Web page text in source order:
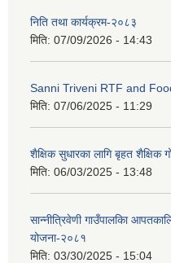
निति तथा कार्यक्रम-२०८३
मिति: 07/09/2026 - 14:43
Sanni Triveni RTF and
मिति: 07/06/2025 - 11:29
शैक्षिक सुधारका लागि बृहत शैक्षिक
मिति: 06/03/2025 - 13:48
सान्नीत्रिवेणी गाउँपालकिा
योजना-२०८१
मिति: 03/30/2025 - 15:04